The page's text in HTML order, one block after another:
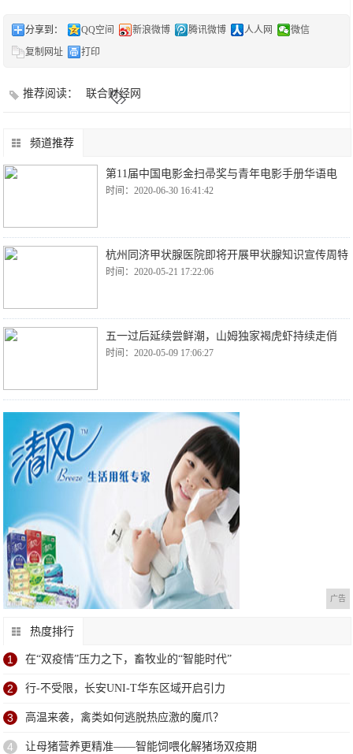
分享到： QQ空间 新浪微博 腾讯微博 人人网
微信
复制网址
打印
推荐阅读： 联合财经网
频道推荐
第11届中国电影金扫帚奖与青年电影手册华语电
时间：2020-06-30 16:41:42
杭州同济甲状腺医院即将开展甲状腺知识宣传周特
时间：2020-05-21 17:22:06
五一过后延续尝鲜潮，山姆独家褐虎虾持续走俏
时间：2020-05-09 17:06:27
广告
热度排行
1 在“双疫情”压力之下，畜牧业的“智能时代”
2 行-不受限，长安UNI-T华东区域开启引力
3 高温来袭，禽类如何逃脱热应激的魔爪？
4 让母猪营养更精准——智能饲喂化解猪场双疫期